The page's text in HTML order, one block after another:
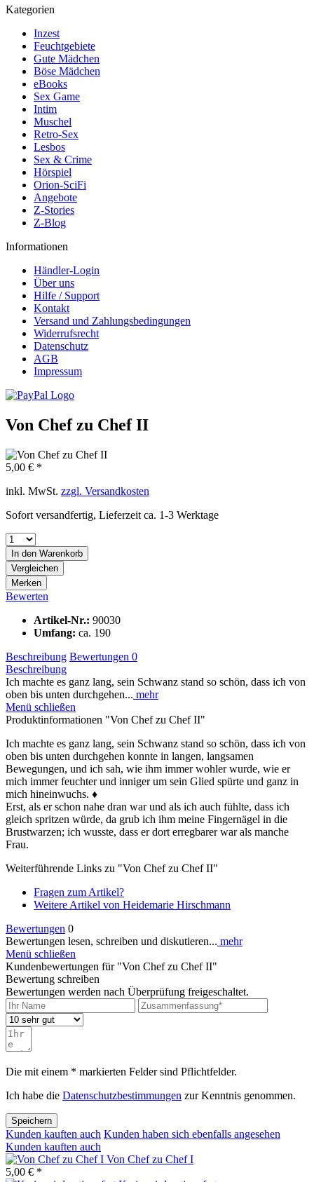
Kategorien
Inzest
Feuchtgebiete
Gute Mädchen
Böse Mädchen
eBooks
Sex Game
Intim
Muschel
Retro-Sex
Lesbos
Sex & Crime
Hörspiel
Orion-SciFi
Angebote
Z-Stories
Z-Blog
Informationen
Händler-Login
Über uns
Hilfe / Support
Kontakt
Versand und Zahlungsbedingungen
Widerrufsrecht
Datenschutz
AGB
Impressum
Von Chef zu Chef II
5,00 € *
inkl. MwSt. zzgl. Versandkosten
Sofort versandfertig, Lieferzeit ca. 1-3 Werktage
In den Warenkorb
Vergleichen
Merken
Bewerten
Artikel-Nr.: 90030
Umfang: ca. 190
Beschreibung Bewertungen 0
Beschreibung
Ich machte es ganz lang, sein Schwanz stand so schön, dass ich von
oben bis unten durchgehen... mehr
Menü schließen
Produktinformationen "Von Chef zu Chef II"
Ich machte es ganz lang, sein Schwanz stand so schön, dass ich von
oben bis unten durchgehen konnte in langen, langsamen
Bewegungen, und ich sah, wie ihm immer wohler wurde, wie er
mich immer feuchter und inniger um sein Glied spürte und ganz in
mich hineinwuchs. ♦
Erst, als er schon nahe dran war und als ich auch fühlte, dass ich
gleich spritzen würde, da grub ich ihm meine Fingernägel in die
Brustwarzen; ich wusste, dass er dort erregbarer war als manche
Frau.
Weiterführende Links zu "Von Chef zu Chef II"
Fragen zum Artikel?
Weitere Artikel von Heidemarie Hirschmann
Bewertungen 0
Bewertungen lesen, schreiben und diskutieren... mehr
Menü schließen
Kundenbewertungen für "Von Chef zu Chef II"
Bewertung schreiben
Bewertungen werden nach Überprüfung freigeschaltet.
Die mit einem * markierten Felder sind Pflichtfelder.
Ich habe die Datenschutzbestimmungen zur Kenntnis genommen.
Speichern
Kunden kauften auch Kunden haben sich ebenfalls angesehen
Kunden kauften auch
Von Chef zu Chef I
5,00 € *